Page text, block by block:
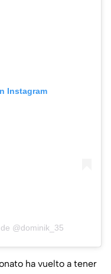
Instagram
@dominik_35
ha vuelto a tener